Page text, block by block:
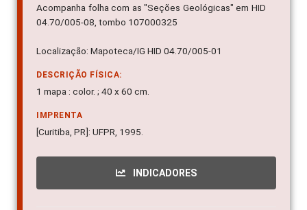
Acompanha folha com as "Seções Geológicas" em HID
04.70/005-08, tombo 107000325
Localização: Mapoteca/IG HID 04.70/005-01
DESCRIÇÃO FÍSICA:
1 mapa : color. ; 40 x 60 cm.
IMPRENTA
[Curitiba, PR]: UFPR, 1995.
INDICADORES